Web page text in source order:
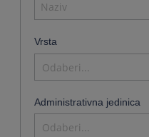
Vrsta
Odaberi...
Administrativna jedinica
Odaberi...